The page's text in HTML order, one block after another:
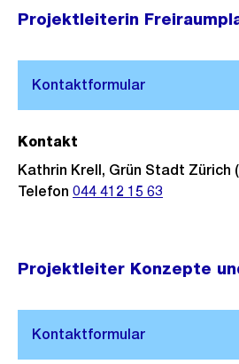
Projektleiterin
Kontakt
Kathrin Krell, Grün Stadt Zürich
Telefon 044 412 15 63
Projektleiter Konzepte